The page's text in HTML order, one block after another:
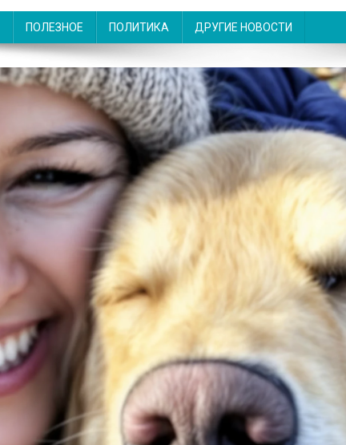
ПОЛЕЗНОЕ ПОЛИТИКА ДРУГИЕ НОВОСТИ